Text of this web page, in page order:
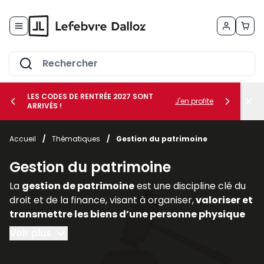
le sous-menu Vos métiers
le sous-menu Vos besoins
LES CODES DE RENTRÉE 2027 SONT
ARRIVÉS !
J'en profite
Accueil / Thématiques / Gestion du patrimoine
Gestion du patrimoine
La gestion de patrimoineest une discipline clé du
droit et de la finance, visant à organiser,valoriser et
transmettre les biens d’une personne physique
ou morale. Elle englobe des
fiscales, financières et immobilières,